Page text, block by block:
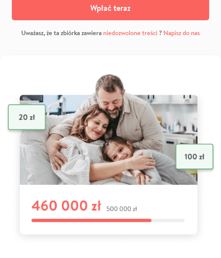
Wpłać teraz
Uważasz, że ta zbiórka zawiera niedozwolone treści? Napisz do nas